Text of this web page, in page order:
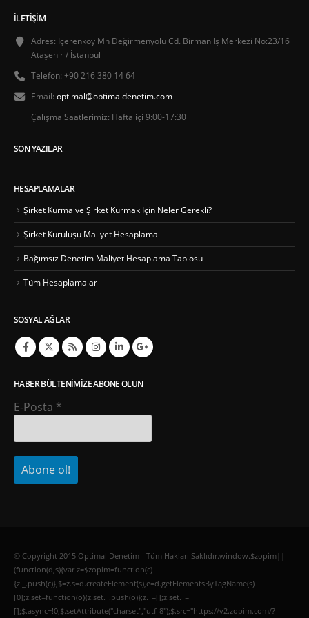
İLETIŞIM
Adres: İçerenköy Mh Değirmenyolu Cd. Birman İş Merkezi No:23/16
Ataşehir / İstanbul
Telefon: +90 216 380 14 64
Email: optimal@optimaldenetim.com
Çalışma Saatlerimiz: Hafta içi 9:00-17:30
SON YAZILAR
HESAPLAMALAR
Şirket Kurma ve Şirket Kurmak İçin Neler Gerekli?
Şirket Kuruluşu Maliyet Hesaplama
Bağımsız Denetim Maliyet Hesaplama Tablosu
Tüm Hesaplamalar
SOSYAL AĞLAR
HABER BÜLTENIMIZE ABONE OLUN
E-Posta *
© Copyright 2015 Optimal Denetim - Tüm Hakları Saklıdır.window.$zopim||
(function(d,s){var z=$zopim=function(c)
{z._.push(c)},$=z.s=d.createElement(s),e=d.getElementsByTagName(s)
[0];z.set=function(o){z.set._.push(o)};z._=[];z.set._=
[];$.async=!0;$.setAttribute("charset","utf-8");$.src="https://v2.zopim.com/?